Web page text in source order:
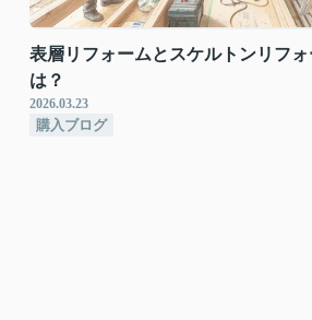
表層リフォームとスケルトンリフ
は？
2026.03.23
購入ブログ